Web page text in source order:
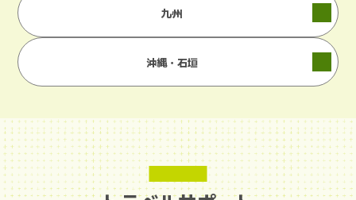
九州
沖縄・石垣